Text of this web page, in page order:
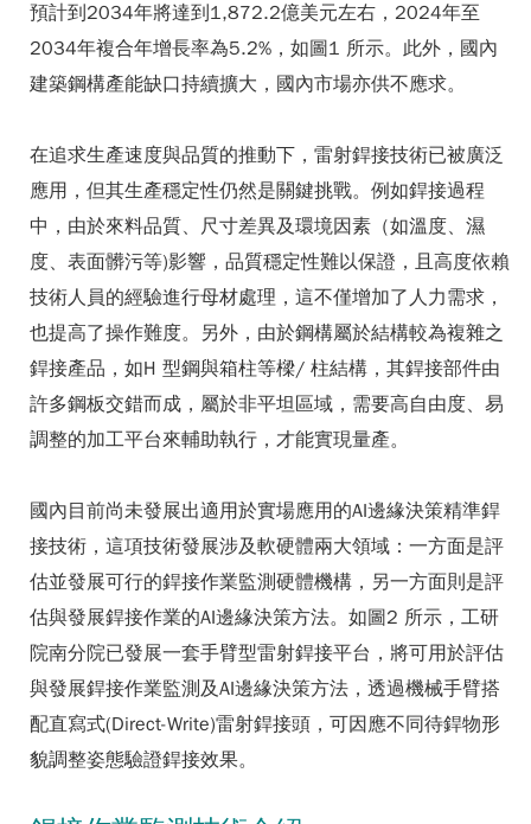
預計到2034年將達到1,872.2億美元左右，2024年至
2034年複合年增長率為5.2%，如圖1 所示。此外，國內
建築鋼構產能缺口持續擴大，國內市場亦供不應求。
在追求生產速度與品質的推動下，雷射銲接技術已被廣泛
應用，但其生產穩定性仍然是關鍵挑戰。例如銲接過程
中，由於來料品質、尺寸差異及環境因素（如溫度、濕
度、表面髒污等)影響，品質穩定性難以保證，且高度依賴
技術人員的經驗進行母材處理，這不僅增加了人力需求，
也提高了操作難度。另外，由於鋼構屬於結構較為複雜之
銲接產品，如H 型鋼與箱柱等樑/ 柱結構，其銲接部件由
許多鋼板交錯而成，屬於非平坦區域，需要高自由度、易
調整的加工平台來輔助執行，才能實現量產。
國內目前尚未發展出適用於實場應用的AI邊緣決策精準銲
接技術，這項技術發展涉及軟硬體兩大領域：一方面是評
估並發展可行的銲接作業監測硬體機構，另一方面則是評
估與發展銲接作業的AI邊緣決策方法。如圖2 所示，工研
院南分院已發展一套手臂型雷射銲接平台，將可用於評估
與發展銲接作業監測及AI邊緣決策方法，透過機械手臂搭
配直寫式(Direct-Write)雷射銲接頭，可因應不同待銲物形
貌調整姿態驗證銲接效果。